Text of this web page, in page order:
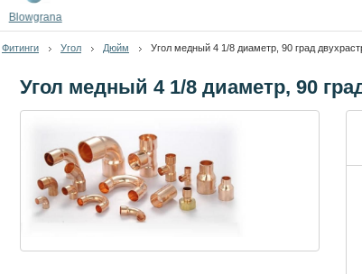
Blowgrana
Фитинги Угол Дюйм Угол медный 4 1/8 диаметр, 90 град
Угол медный 4 1/8 диаметр, 90